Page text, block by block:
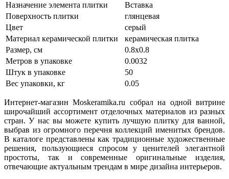
Назначение элемента плитки
Вставка
Поверхность плитки
глянцевая
Цвет
серый
Материал керамической плитки
керамическая плитка
Размер, см
0.8x0.8
Метров в упаковке
0.0032
Штук в упаковке
50
Вес упаковки, кг
0.05
Интернет-магазин Moskeramika.ru собрал на одной витрине
широчайший ассортимент отделочных материалов из разных
стран. У нас вы можете купить лучшую плитку для ванной,
выбрав из огромного перечня коллекций именитых брендов.
В каталоге представлены как традиционные художественные
решения, пользующиеся спросом у ценителей элегантной
простоты, так и современные оригинальные изделия,
отвечающие актуальным трендам в мире дизайна интерьеров.